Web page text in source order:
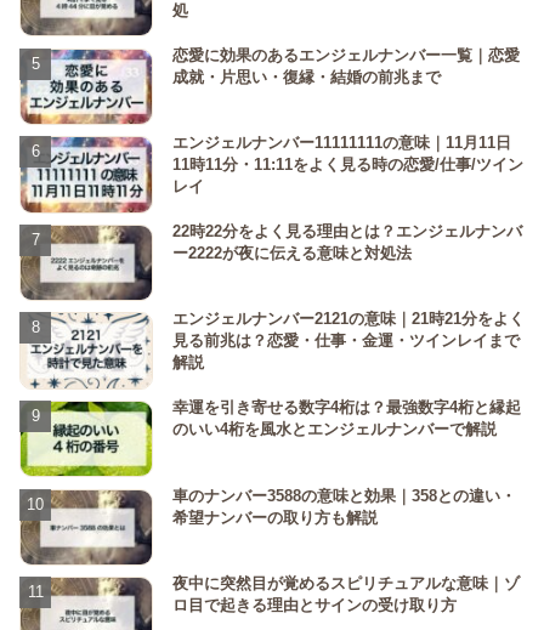
処
恋愛に効果のあるエンジェルナンバー一覧｜恋愛
成就・片思い・復縁・結婚の前兆まで
エンジェルナンバー11111111の意味｜11月11日
11時11分・11:11をよく見る時の恋愛/仕事/ツイン
レイ
22時22分をよく見る理由とは？エンジェルナンバ
ー2222が夜に伝える意味と対処法
エンジェルナンバー2121の意味｜21時21分をよく
見る前兆は？恋愛・仕事・金運・ツインレイまで
解説
幸運を引き寄せる数字4桁は？最強数字4桁と縁起
のいい4桁を風水とエンジェルナンバーで解説
車のナンバー3588の意味と効果｜358との違い・
希望ナンバーの取り方も解説
夜中に突然目が覚めるスピリチュアルな意味｜ゾ
ロ目で起きる理由とサインの受け取り方